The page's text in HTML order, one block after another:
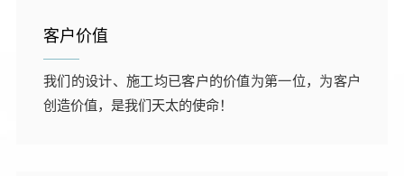
02
客户价值
我们的设计、施工均已客户的价值为第一位，为客户
创造价值，是我们天太的使命！